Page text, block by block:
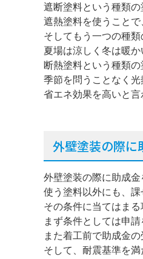
遮断塗料という種類
遮熱塗料を使うこと
そしてもう一つの種類
夏場は涼しく冬は暖
断熱塗料という種類の
季節を問うことなく光
省エネ効果を高いと言
外壁塗装の際に
外壁塗装の際に助成金
使う塗料以外にも、課
その条件に当てはま
まず条件としては申
また着工前で助成金
そして、耐震基準を